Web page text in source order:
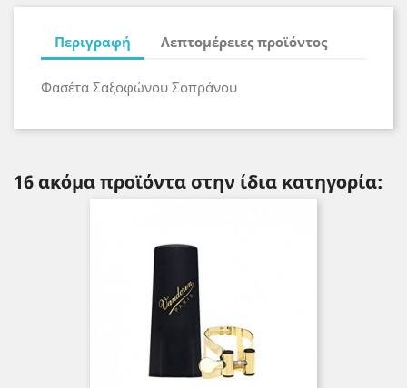
Περιγραφή Λεπτομέρειες προϊόντος
Φασέτα Σαξοφώνου Σοπράνου
16 ακόμα προϊόντα στην ίδια κατηγορία: